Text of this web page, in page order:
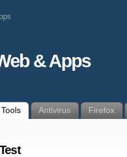
& Apps
Tools Antivirus Firefox